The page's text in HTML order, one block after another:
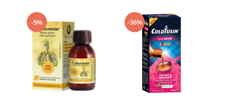
-5% -36%